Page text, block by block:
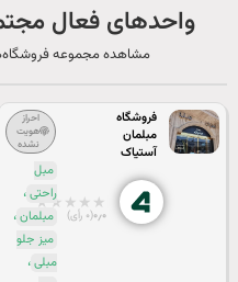
واحدهای فعال
مشاهده مجموعه فروشگاه‌های
فروشگاه
مبلمان
آستیاک
★★ ★ ★★
۰٫۰(۰ رأی)
احراز
هویت
نشده
راحتی
،
مبلمان،
میز جلو
،